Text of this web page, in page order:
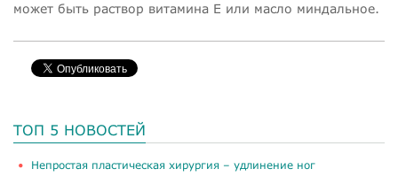
может быть раствор витамина Е или масло миндальное.
ТОП 5 НОВОСТЕЙ
​Непростая пластическая хирургия – удлинение ног